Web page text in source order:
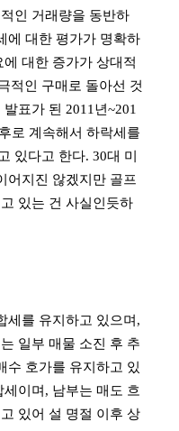
인 거래량을 동반하
에 대한 평가가 명확하
대한 증가가 상대적
적인 구매로 돌아선 것
표가 된 2011년~201
로 계속해서 하락세를
있다고 한다. 30대 미
어지진 않겠지만 골프
있는 건 사실인듯하
세를 유지하고 있으며,
일부 매물 소진 후 추
수 호가를 유지하고 있
이며, 남부는 매도 흐
있어 설 명절 이후 상